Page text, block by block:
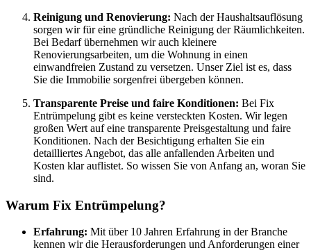
Reinigung und Renovierung: Nach der Haushaltsauflösung
sorgen wir für eine gründliche Reinigung der Räumlichkeiten.
Bei Bedarf übernehmen wir auch kleinere
Renovierungsarbeiten, um die Wohnung in einen
einwandfreien Zustand zu versetzen. Unser Ziel ist es, dass
Sie die Immobilie sorgenfrei übergeben können.
Transparente Preise und faire Konditionen: Bei Fix
Entrümpelung gibt es keine versteckten Kosten. Wir legen
großen Wert auf eine transparente Preisgestaltung und faire
Konditionen. Nach der Besichtigung erhalten Sie ein
detailliertes Angebot, das alle anfallenden Arbeiten und
Kosten klar auflistet. So wissen Sie von Anfang an, woran Sie
sind.
Warum Fix Entrümpelung?
Erfahrung: Mit über 10 Jahren Erfahrung in der Branche
kennen wir die Herausforderungen und Anforderungen einer